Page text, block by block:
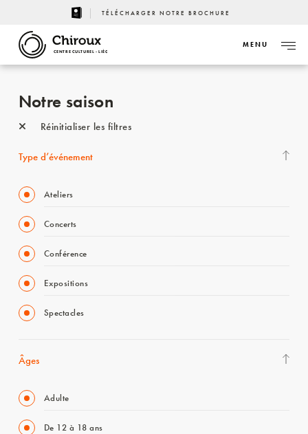
TÉLÉCHARGER NOTRE BROCHURE
CENTRE CULTUREL - LIÈGE
MENU
Notre saison
Réinitialiser les filtres
Type d’événement
Ateliers
Concerts
Conférence
Expositions
Spectacles
Âges
Adulte
De 12 à 18 ans